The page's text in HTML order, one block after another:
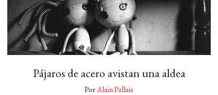
Pájaros de acero avistan una aldea
PorAlain Pallais